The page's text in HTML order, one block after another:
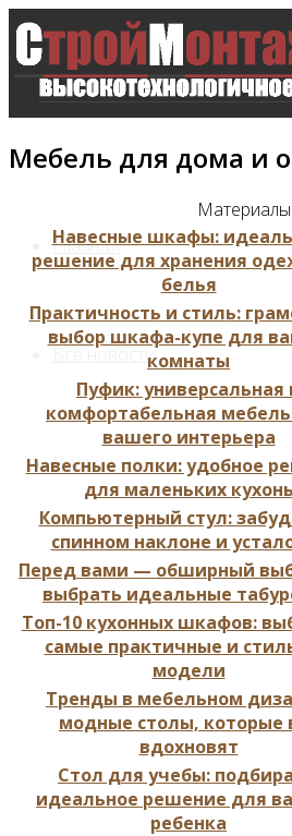
Главная
Все новости
Видео
Мебель для дома и
Материалы
Навесные шкафы:
решение для хранения
белья
Практичность и стиль:
выбор шкафа-купе для
комнаты
Пуфик: универсальная
комфортабельная
вашего интерьера
Навесные полки: удобное
для маленьких кухонь
Компьютерный стул:
спинном наклоне и
Перед вами — обширный
выбрать идеальные
Топ-10 кухонных шкафов:
самые практичные и
модели
Тренды в мебельном
модные столы, которые
вдохновят
Стол для учебы:
идеальное решение для
ребенка